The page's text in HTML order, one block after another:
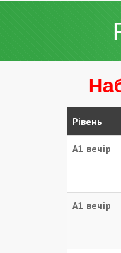
Рівень
А1 вечір
А1 вечір